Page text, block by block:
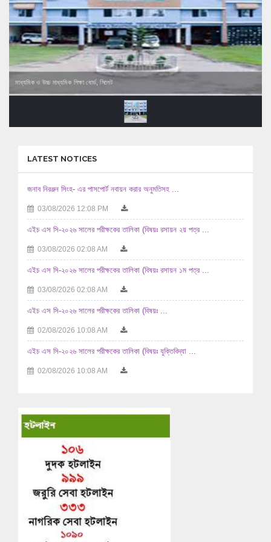
মাধ্যমিক ও উচ্চ মাধ্যমিক শিক্ষা বোর্ড, সিলেট
LATEST NOTICES
জনাব নিরঞ্জন সিংহ- এর পাসপোর্ট নবায়ন করার অনুমতিসহ ...
03/08/2026 12:08 PM
এইচ এস সি-২০২৬ সালের পরীক্ষকের তালিকা (বিষয়ঃ রসায়ন ২য় পত্র ...
03/08/2026 02:08 AM
এইচ এস সি-২০২৬ সালের পরীক্ষকের তালিকা (বিষয়ঃ রসায়ন ১ম পত্র ...
03/08/2026 02:08 AM
এইচ এস সি-২০২৬ সালের পরীক্ষকের তালিকা (বিষয়ঃ ...
02/08/2026 10:08 AM
এইচ এস সি-২০২৬ সালের পরীক্ষকের তালিকা (বিষয়ঃ যুক্তিবিদ্যা ...
02/08/2026 10:08 AM
এইচ এস সি-২০২৬ সালের পরীক্ষকের তালিকা (বিষয়ঃ ...
29/07/2026 04:07 AM
এইচ এস সি-২০২৬ সালের পরীক্ষকের তালিকা (বিষয়ঃ হিসাববিজ্ঞান ...
29/07/2026 04:07 AM
এইচ এস সি-২০২৬ সালের পরীক্ষকের তালিকা (বিষয়ঃ হিসাববিজ্ঞান ...
29/07/2026 04:07 AM